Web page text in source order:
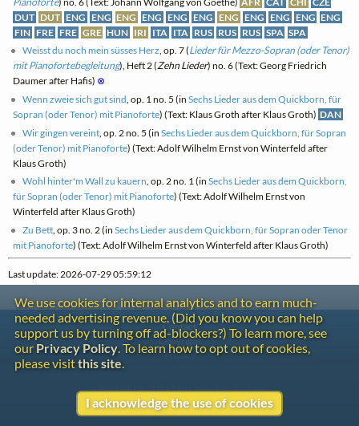
DUT DUT ENG ENG ENG ENG ENG ENG ENG ENG ENG ENG ENG
FIN FRE FRE GRE HUN IRI ITA ITA RUS RUS RUS SPA SPA
Weisst du noch mein süsses Herz, op. 7 (Lieder für Mezzo-Sopran (oder Tenor)
mit Pianofortebegleitung), Heft 2 (Zehn Lieder) no. 6 (Text: Georg Friedrich
Daumer after Hafis) ⊗
Wenn zweie sich gut sind , op. 1 no. 5 (inSechs Lieder aus dem Quickborn, für
Sopran (oder Tenor) mit Pianoforte) (Text: Klaus Groth after Klaus Groth) DAN
Wir gingen vereint , op. 2 no. 5 (inSechs Lieder aus dem Quickborn, für Sopran
(oder Tenor) mit Pianoforte) (Text: Adolf Wilhelm Ernst von Winterfeld after
Klaus Groth)
Wohl hinter'm Wall zu kauern, op. 2 no. 1 (inSechs Lieder aus dem Quickborn,
für Sopran (oder Tenor) mit Pianoforte) (Text: Adolf Wilhelm Ernst von
Winterfeld after Klaus Groth)
Zu Bett, op. 3 no. 2 (inSechs Lieder aus dem Quickborn, für Sopran oder Tenor
mit Pianoforte) (Text: Adolf Wilhelm Ernst von Winterfeld after Klaus Groth)
Last update: 2026-07-29 05:59:12
We use cookies for internal analytics and to earn much-
needed advertising revenue. (Did you know you can help
support us by turning off ad-blockers?) To learn more, see
our Privacy Policy. To learn how to opt out of cookies,
please visitthis site.
I acknowledge the use of cookies
Contact
Copyright
Privacy
Copyright © 2026 The LiederNet Archive
Site redesign by Shawn Thuris